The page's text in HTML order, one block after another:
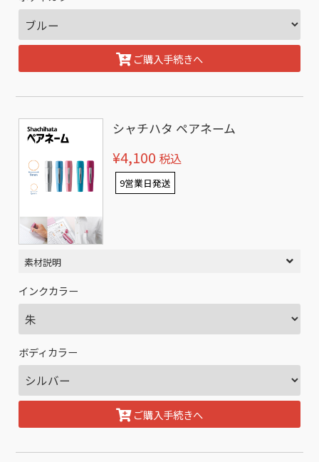
ご購入手続きへ
シャチハタ ペアネーム
¥4,100 税込
9営業日発送
素材説明
インクカラー
ボディカラー
ご購入手続きへ